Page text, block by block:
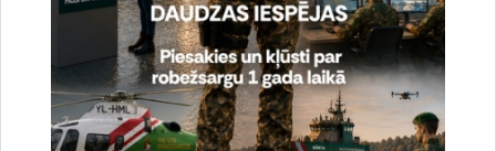
Drukāt lapu
Dalīties